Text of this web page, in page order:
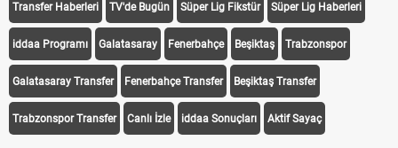
Transfer Haberleri TV'de Bugün Süper Lig Fikstür Süper Lig Haberleri
iddaa Programı Galatasaray Fenerbahçe Beşiktaş Trabzonspor
Galatasaray Transfer Fenerbahçe Transfer Beşiktaş Transfer
Trabzonspor Transfer Canlı İzle iddaa Sonuçları Aktif Sayaç